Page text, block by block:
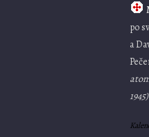
po
a
1945)